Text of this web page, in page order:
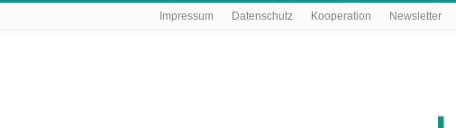
Impressum Datenschutz Kooperation Newsletter